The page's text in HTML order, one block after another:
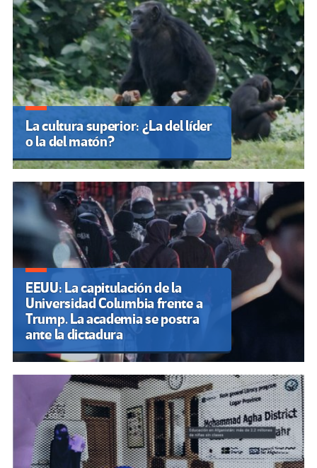
La cultura superior: ¿La del líder
o la del matón?
EEUU: La capitulación de la
Universidad Columbia frente a
Trump. La academia se postra
ante la dictadura